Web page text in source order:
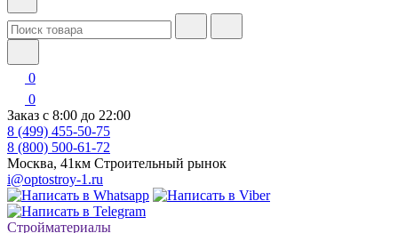
0
0
Заказ с 8:00 до 22:00
8 (499) 455-50-75
8 (800) 500-61-72
Москва, 41км Строительный рынок
i@optostroy-1.ru
Стройматериалы